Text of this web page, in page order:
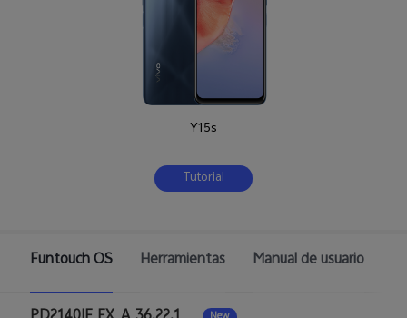
Y15s
Tutorial
Funtouch OS Herramientas Manual de usuario